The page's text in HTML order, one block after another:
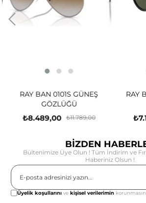
RAY BAN 0101S GÜNEŞ
GÖZLÜĞÜ
₺8.489,00 ₺11.789,00
RAY
BİZDEN
Bültenimize Üye Olun ! Tüm İndirim ve
Haberiniz Olsun !
Üyelik koşullarını vekişisel verilerimin